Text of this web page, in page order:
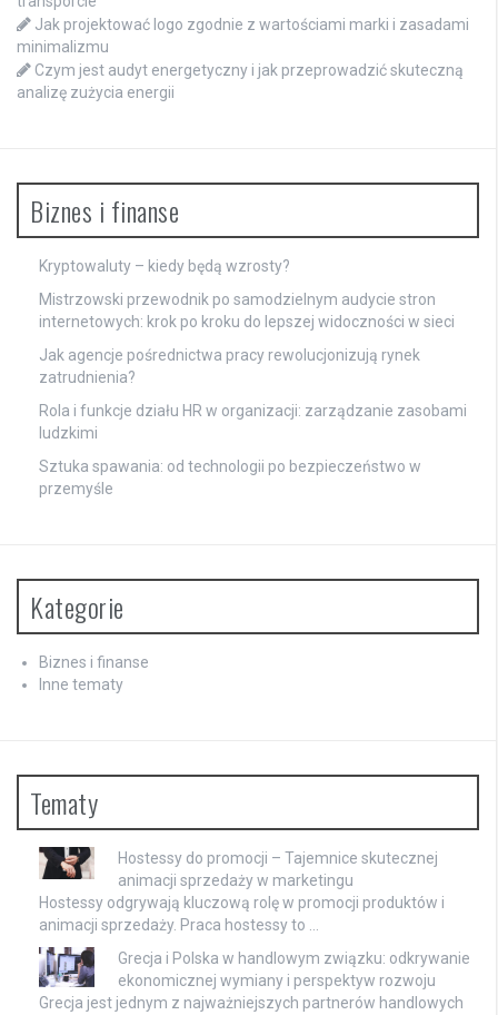
Jak projektować logo zgodnie z wartościami marki i zasadami
minimalizmu
Czym jest audyt energetyczny i jak przeprowadzić skuteczną
analizę zużycia energii
Biznes i finanse
Kryptowaluty – kiedy będą wzrosty?
Mistrzowski przewodnik po samodzielnym audycie stron
internetowych: krok po kroku do lepszej widoczności w sieci
Jak agencje pośrednictwa pracy rewolucjonizują rynek
zatrudnienia?
Rola i funkcje działu HR w organizacji: zarządzanie zasobami
ludzkimi
Sztuka spawania: od technologii po bezpieczeństwo w
przemyśle
Kategorie
Biznes i finanse
Inne tematy
Tematy
Hostessy do promocji – Tajemnice skutecznej
animacji sprzedaży w marketingu
Hostessy odgrywają kluczową rolę w promocji produktów i
animacji sprzedaży. Praca hostessy to …
Grecja i Polska w handlowym związku: odkrywanie
ekonomicznej wymiany i perspektyw rozwoju
Grecja jest jednym z najważniejszych partnerów handlowych